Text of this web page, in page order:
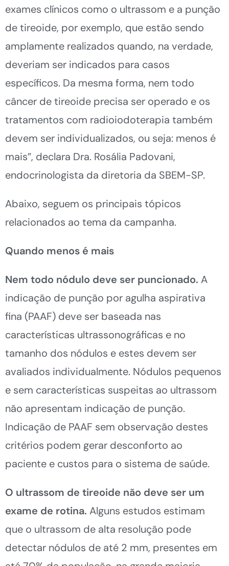
exames clínicos como o ultrassom e a punção
de tireoide, por exemplo, que estão sendo
amplamente realizados quando, na verdade,
deveriam ser indicados para casos
específicos. Da mesma forma, nem todo
câncer de tireoide precisa ser operado e os
tratamentos com radioiodoterapia também
devem ser individualizados, ou seja: menos é
mais”, declara Dra. Rosália Padovani,
endocrinologista da diretoria da SBEM-SP.
Abaixo, seguem os principais tópicos
relacionados ao tema da campanha.
Quando menos é mais
Nem todo nódulo deve ser puncionado. A
indicação de punção por agulha aspirativa
fina (PAAF) deve ser baseada nas
características ultrassonográficas e no
tamanho dos nódulos e estes devem ser
avaliados individualmente. Nódulos pequenos
e sem características suspeitas ao ultrassom
não apresentam indicação de punção.
Indicação de PAAF sem observação destes
critérios podem gerar desconforto ao
paciente e custos para o sistema de saúde.
O ultrassom de tireoide não deve ser um
exame de rotina. Alguns estudos estimam
que o ultrassom de alta resolução pode
detectar nódulos de até 2 mm, presentes em